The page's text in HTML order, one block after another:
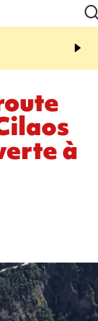
Des
cinq morts en
à